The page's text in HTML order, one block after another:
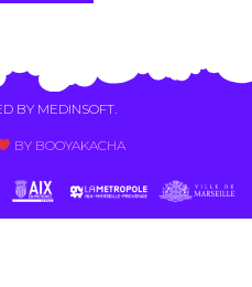
BY MEDINSOFT.
BY BOOYAKACHA​